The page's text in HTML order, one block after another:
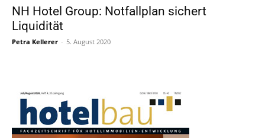
NH Hotel Group: Notfallplan sichert
Liquidität
Petra Kellerer - 5. August 2020